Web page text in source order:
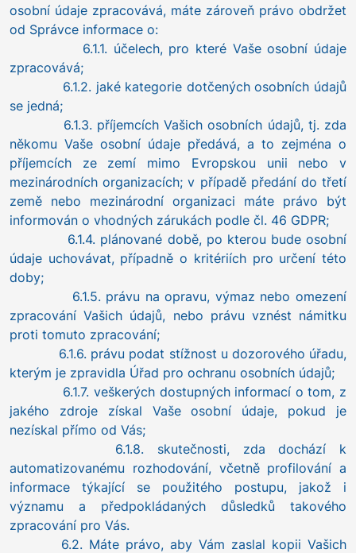
osobní údaje zpracovává, máte zároveň právo obdržet
od Správce informace o:
6.1.1. účelech, pro které Vaše osobní údaje
zpracovává;
6.1.2. jaké kategorie dotčených osobních údajů
se jedná;
6.1.3. příjemcích Vašich osobních údajů, tj. zda
někomu Vaše osobní údaje předává, a to zejména o
příjemcích ze zemí mimo Evropskou unii nebo v
mezinárodních organizacích; v případě předání do třetí
země nebo mezinárodní organizaci máte právo být
informován o vhodných zárukách podle čl. 46 GDPR;
6.1.4. plánované době, po kterou bude osobní
údaje uchovávat, případně o kritériích pro určení této
doby;
6.1.5. právu na opravu, výmaz nebo omezení
zpracování Vašich údajů, nebo právu vznést námitku
proti tomuto zpracování;
6.1.6. právu podat stížnost u dozorového úřadu,
kterým je zpravidla Úřad pro ochranu osobních údajů;
6.1.7. veškerých dostupných informací o tom, z
jakého zdroje získal Vaše osobní údaje, pokud je
nezískal přímo od Vás;
6.1.8. skutečnosti, zda dochází k
automatizovanému rozhodování, včetně profilování a
informace týkající se použitého postupu, jakož i
významu a předpokládaných důsledků takového
zpracování pro Vás.
6.2. Máte právo, aby Vám zaslal kopii Vašich